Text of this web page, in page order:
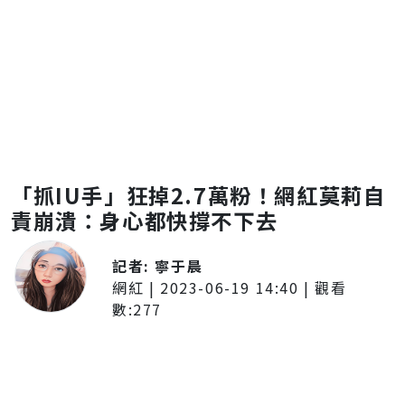
「抓IU手」狂掉2.7萬粉！網紅莫莉自
責崩潰：身心都快撐不下去
記者: 寧于晨
網紅 | 2023-06-19 14:40 | 觀看
數:277